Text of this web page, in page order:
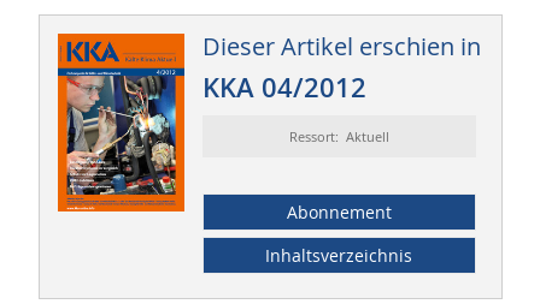
Dieser Artikel erschien in
KKA 04/2012
Ressort: Aktuell
Abonnement
Inhaltsverzeichnis